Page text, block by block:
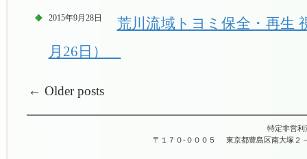
2015年9月28日
荒川流域トヨミ保全・再生
月26日）
← Older posts
特定非営利
〒１７０-０００５
東京都豊島区南大塚２